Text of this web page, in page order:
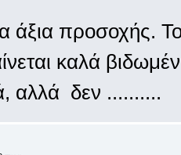
άξια προσοχής.
καλά
αλλά δεν ..........